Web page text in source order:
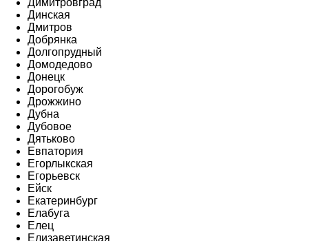
Димитровград
Динская
Дмитров
Добрянка
Долгопрудный
Домодедово
Донецк
Дорогобуж
Дрожжино
Дубна
Дубовое
Дятьково
Евпатория
Егорлыкская
Егорьевск
Ейск
Екатеринбург
Елабуга
Елец
Елизаветинская